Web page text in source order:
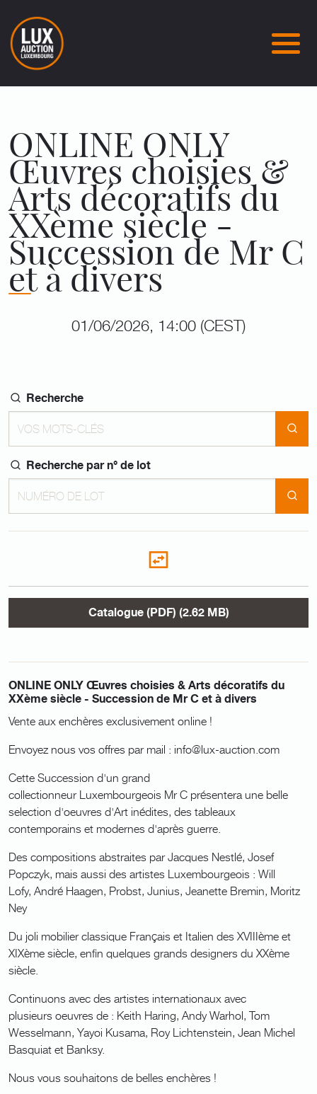
ONLINE ONLY
Œuvres choisies &
Arts décoratifs du
XXème siècle -
Succession de Mr C
et à divers
01/06/2026, 14:00 (CEST)
Recherche
Recherche par n° de lot
Catalogue (PDF) (2.62 MB)
ONLINE ONLY Œuvres choisies & Arts décoratifs du
XXème siècle - Succession de Mr C et à divers
Vente aux enchères exclusivement online !
Envoyez nous vos offres par mail : info@lux-auction.com
Cette Succession d'un grand
collectionneur Luxembourgeois Mr C présentera une belle
selection d'oeuvres d'Art inédites, des tableaux
contemporains et modernes d'après guerre.
Des compositions abstraites par Jacques Nestlé, Josef
Popczyk, mais aussi des artistes Luxembourgeois : Will
Lofy, André Haagen, Probst, Junius, Jeanette Bremin, Moritz
Ney
Du joli mobilier classique Français et Italien des XVIIIème et
XIXème siècle, enfin quelques grands designers du XXème
siècle.
Continuons avec des artistes internationaux avec
plusieurs oeuvres de : Keith Haring, Andy Warhol, Tom
Wesselmann, Yayoi Kusama, Roy Lichtenstein, Jean Michel
Basquiat et Banksy.
Nous vous souhaitons de belles enchères !